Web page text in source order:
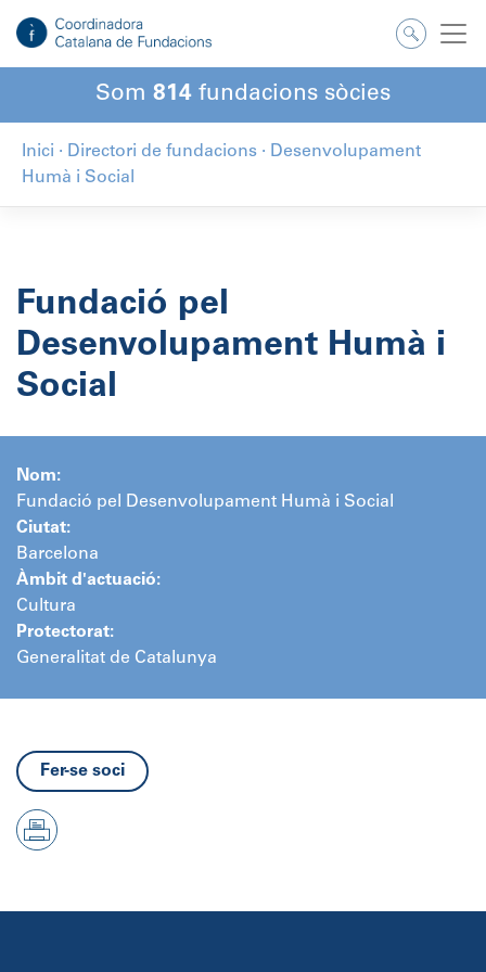
contingut
Som 814 fundacions sòcies
Inici · Directori de fundacions · Desenvolupament
Humà i Social
Fundació pel
Desenvolupament Humà i
Social
Nom:
Fundació pel Desenvolupament Humà i Social
Ciutat:
Barcelona
Àmbit d'actuació:
Cultura
Protectorat:
Generalitat de Catalunya
Fer-se soci